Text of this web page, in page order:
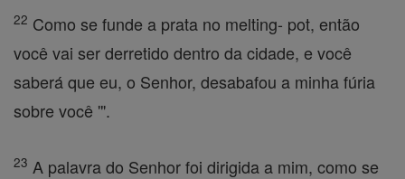
22 Como se funde a prata no melting- pot, então
você vai ser derretido dentro da cidade, e você
saberá que eu, o Senhor, desabafou a minha fúria
sobre você '".
23 A palavra do Senhor foi dirigida a mim, como se